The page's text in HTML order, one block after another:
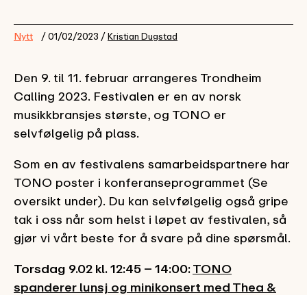
Nytt / 01/02/2023 /Kristian Dugstad
Den 9. til 11. februar arrangeres Trondheim
Calling 2023. Festivalen er en av norsk
musikkbransjes største, og TONO er
selvfølgelig på plass.
Som en av festivalens samarbeidspartnere har
TONO poster i konferanseprogrammet (Se
oversikt under). Du kan selvfølgelig også gripe
tak i oss når som helst i løpet av festivalen, så
gjør vi vårt beste for å svare på dine spørsmål.
Torsdag 9.02 kl. 12:45 – 14:00:TONO
spanderer lunsj og minikonsert med Thea &